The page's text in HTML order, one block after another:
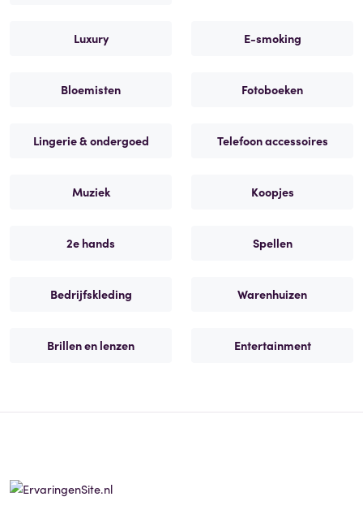
Luxury E-smoking
Bloemisten Fotoboeken
Lingerie & ondergoed Telefoon accessoires
Muziek Koopjes
2e hands Spellen
Bedrijfskleding Warenhuizen
Brillen en lenzen Entertainment